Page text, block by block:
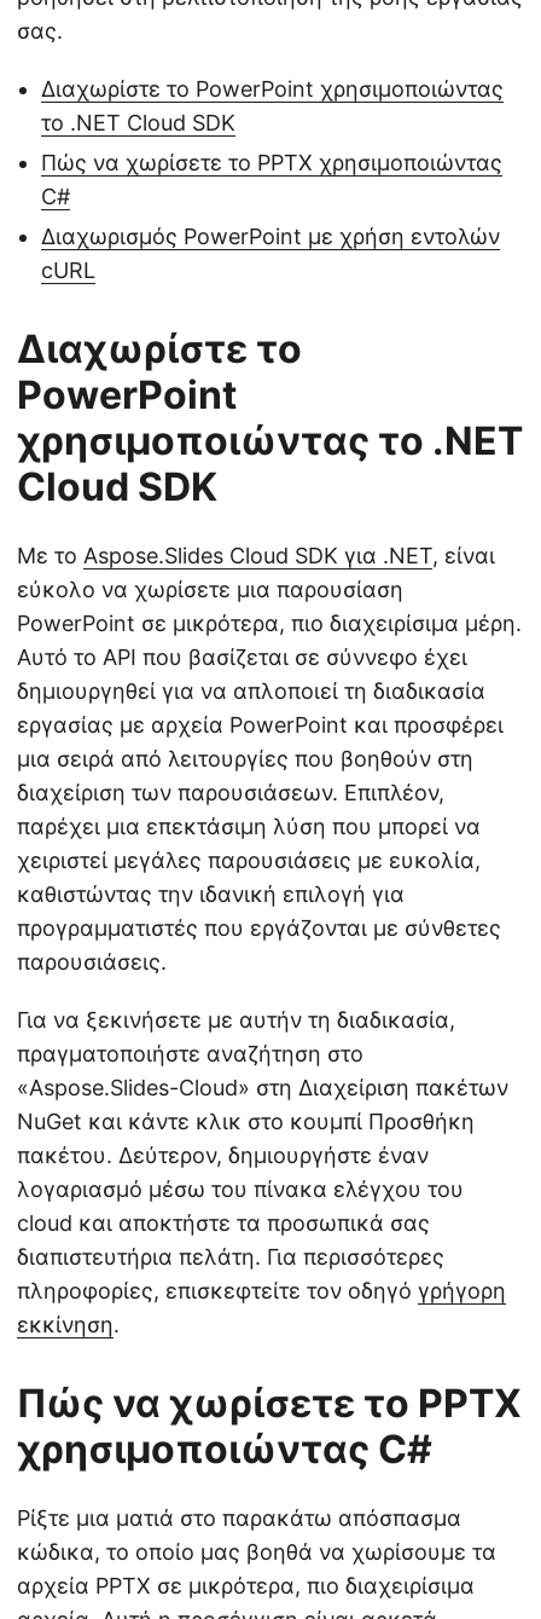
σας.
Διαχωρίστε το PowerPoint χρησιμοποιώντας
το .NET Cloud SDK
Πώς να χωρίσετε το PPTX χρησιμοποιώντας
C#
Διαχωρισμός PowerPoint με χρήση εντολών
cURL
Διαχωρίστε το
PowerPoint
χρησιμοποιώντας το .NET
Cloud SDK
Με το Aspose.Slides Cloud SDK για .NET, είναι
εύκολο να χωρίσετε μια παρουσίαση
PowerPoint σε μικρότερα, πιο διαχειρίσιμα μέρη.
Αυτό το API που βασίζεται σε σύννεφο έχει
δημιουργηθεί για να απλοποιεί τη διαδικασία
εργασίας με αρχεία PowerPoint και προσφέρει
μια σειρά από λειτουργίες που βοηθούν στη
διαχείριση των παρουσιάσεων. Επιπλέον,
παρέχει μια επεκτάσιμη λύση που μπορεί να
χειριστεί μεγάλες παρουσιάσεις με ευκολία,
καθιστώντας την ιδανική επιλογή για
προγραμματιστές που εργάζονται με σύνθετες
παρουσιάσεις.
Για να ξεκινήσετε με αυτήν τη διαδικασία,
πραγματοποιήστε αναζήτηση στο
«Aspose.Slides-Cloud» στη Διαχείριση πακέτων
NuGet και κάντε κλικ στο κουμπί Προσθήκη
πακέτου. Δεύτερον, δημιουργήστε έναν
λογαριασμό μέσω του πίνακα ελέγχου του
cloud και αποκτήστε τα προσωπικά σας
διαπιστευτήρια πελάτη. Για περισσότερες
πληροφορίες, επισκεφτείτε τον οδηγό γρήγορη
εκκίνηση.
Πώς να χωρίσετε το PPTX
χρησιμοποιώντας C#
Ρίξτε μια ματιά στο παρακάτω απόσπασμα
κώδικα, το οποίο μας βοηθά να χωρίσουμε τα
αρχεία PPTX σε μικρότερα, πιο διαχειρίσιμα